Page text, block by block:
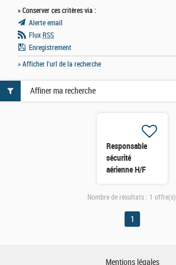
» Conserver ces critères via :
Alerte email
Flux RSS
Enregistrement
» Afficher l'url de la recherche
Responsable
sécurité
aérienne H/F
Affiner ma recherche
Nombre de résultats : 1 offre(s)
1
Mentions légales